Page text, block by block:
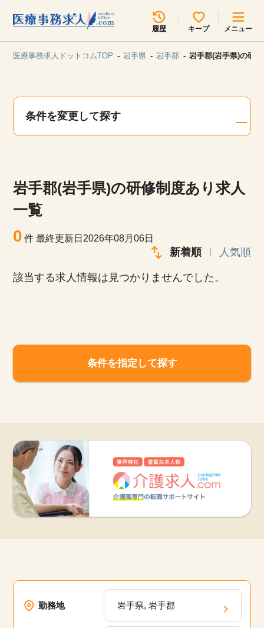
履歴 キープ メニュー
見学会・イベント情報
サイトの使い方
就職サポート
医療事務求人ドットコムTOP 岩手県 岩手郡 岩手郡(岩手県)の研
条件を変更して探す
岩手郡(岩手県)の研修制度あり求人
一覧
0 件最終更新日2026年08月06日
新着順 人気順
該当する求人情報は見つかりませんでした。
条件を指定して探す
勤務地 岩手県, 岩手郡
所在地のエリアを選択してください
各支店担当よりご連絡させていただきます。
関東
甲信越・北陸 中国・四国
九州・沖縄